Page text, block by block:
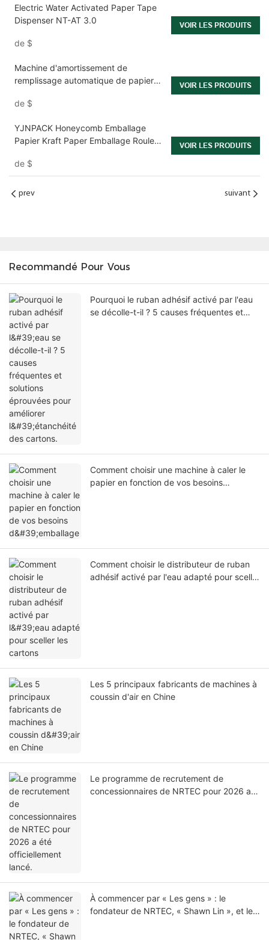
Electric Water Activated Paper Tape
Dispenser NT-AT 3.0
de $
VOIR LES PRODUITS
Machine d'amortissement de
remplissage automatique de papier
de $
VOIR LES PRODUITS
YJNPACK Honeycomb Emballage
Papier Kraft Paper Emballage Rouleau
de $
VOIR LES PRODUITS
prev suivant
Recommandé Pour Vous
Pourquoi le ruban adhésif activé par l'eau
se décolle-t-il ? 5 causes fréquentes et
Comment choisir une machine à caler le
papier en fonction de vos besoins
Comment choisir le distributeur de ruban
adhésif activé par l'eau adapté pour sceller
Les 5 principaux fabricants de machines à
coussin d'air en Chine
Le programme de recrutement de
concessionnaires de NRTEC pour 2026 a
À commencer par « Les gens » : le
fondateur de NRTEC, « Shawn Lin », et le